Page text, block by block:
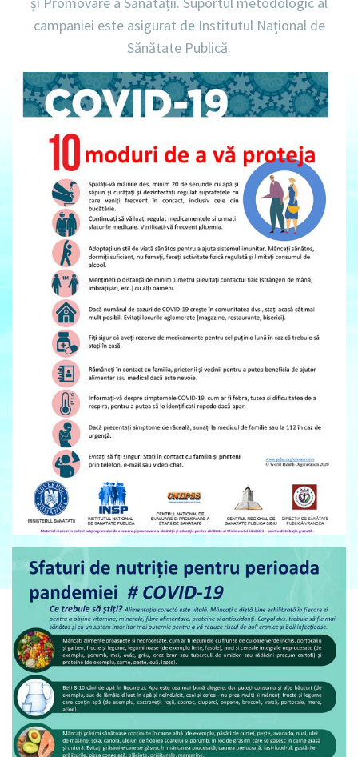
campaniei este asigurat de Institutul Național de
Sănătate Publică.